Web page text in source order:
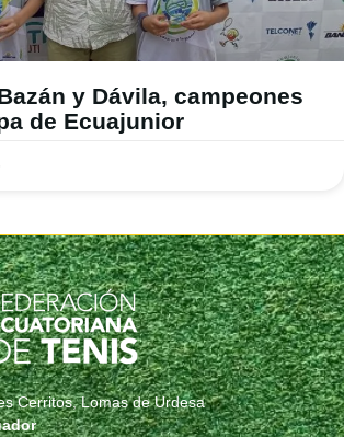
y Dávila, campeones
de Ecuajunior
Cerritos, Lomas de Urdesa